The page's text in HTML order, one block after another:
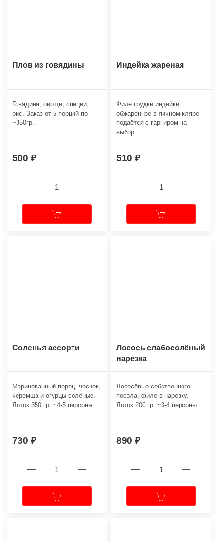
Плов из говядины
Говядина, овощи, специи,
рис. Заказ от 5 порций по
~350гр.
500
Индейка жареная
Филе грудки индейки
обжаренное в яичном кляре,
подаётся с гарниром на
выбор.
510
Соленья ассорти
Маринованный перец, чеснок,
черемша и огурцы солёные.
Лоток 350 гр. ~4-5 персоны.
730
Лосось слабосолёный
нарезка
Лососёвые собственного
посола, филе в нарезку.
Лоток 200 гр. ~3-4 персоны.
890